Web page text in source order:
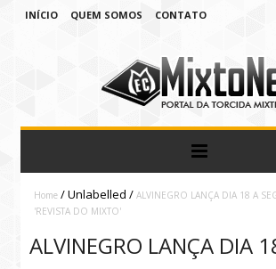
INÍCIO QUEM SOMOS CONTATO
Home /Unlabelled/ ALVINEGRO LANÇA DIA 18 A
'REVISTA DO MIXTO'
ALVINEGRO LANÇA DIA